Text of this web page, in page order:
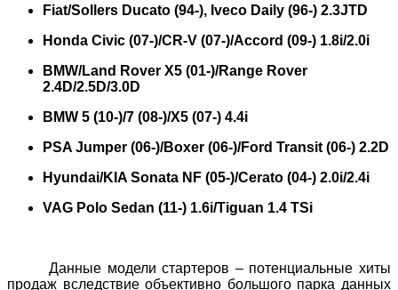
Fiat/Sollers Ducato (94-), Iveco Daily (96-) 2.3JTD
Honda Civic (07-)/CR-V (07-)/Accord (09-) 1.8i/2.0i
BMW/Land Rover X5 (01-)/Range Rover
2.4D/2.5D/3.0D
BMW 5 (10-)/7 (08-)/X5 (07-) 4.4i
PSA Jumper (06-)/Boxer (06-)/Ford Transit (06-) 2.2D
Hyundai/KIA Sonata NF (05-)/Cerato (04-) 2.0i/2.4i
VAG Polo Sedan (11-) 1.6i/Tiguan 1.4 TSi
Данные модели стартеров – потенциальные хиты
продаж вследствие объективно большого парка данных